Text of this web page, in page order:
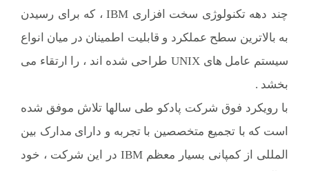
چند دهه تکنولوژی سخت افزاری IBM ، که برای رسيدن
به بالاترين سطح عملکرد و قابليت اطمينان در ميان انواع
سیستم عامل های UNIX طراحی شده اند ، را ارتقاء می
بخشد .
با رویکرد فوق شرکت پادکو طی سالها تلاش موفق شده
است که با تجمیع متخصصین با تجربه و دارای مدارک بین
المللی از کمپانی بسیار معظم IBM در این شرکت ، خود